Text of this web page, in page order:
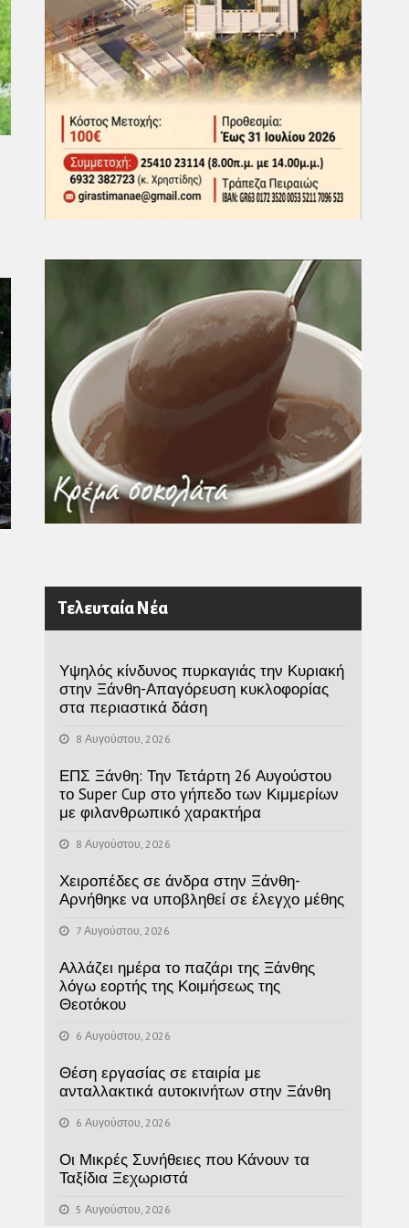
Τελευταία Νέα
Υψηλός κίνδυνος πυρκαγιάς την Κυριακή
στην Ξάνθη-Απαγόρευση κυκλοφορίας
στα περιαστικά δάση
8 Αυγούστου, 2026
ΕΠΣ Ξάνθη: Την Τετάρτη 26 Αυγούστου
το Super Cup στο γήπεδο των Κιμμερίων
με φιλανθρωπικό χαρακτήρα
8 Αυγούστου, 2026
Χειροπέδες σε άνδρα στην Ξάνθη-
Αρνήθηκε να υποβληθεί σε έλεγχο μέθης
7 Αυγούστου, 2026
Αλλάζει ημέρα το παζάρι της Ξάνθης
λόγω εορτής της Κοιμήσεως της
Θεοτόκου
6 Αυγούστου, 2026
Θέση εργασίας σε εταιρία με
ανταλλακτικά αυτοκινήτων στην Ξάνθη
6 Αυγούστου, 2026
Οι Μικρές Συνήθειες που Κάνουν τα
Ταξίδια Ξεχωριστά
5 Αυγούστου, 2026